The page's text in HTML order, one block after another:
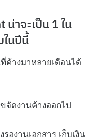
าจะเป็น 1 ใน
นปีนี้
ค้างมาหลายเดือนได้
จัดงานค้างออกไป
องานเอกสาร เก็บเงิน